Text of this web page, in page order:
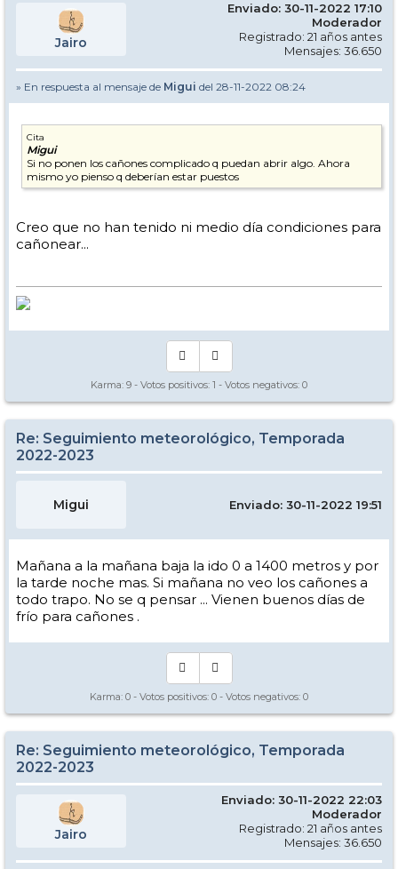
Jairo
Enviado: 30-11-2022 17:10
Moderador
Registrado: 21 años antes
Mensajes: 36.650
» En respuesta al mensaje de Migui del 28-11-2022 08:24
Cita
Migui
Si no ponen los cañones complicado q puedan abrir algo. Ahora
mismo yo pienso q deberían estar puestos
Creo que no han tenido ni medio día condiciones para
cañonear...
Karma: 9 - Votos positivos: 1 - Votos negativos: 0
Re: Seguimiento meteorológico, Temporada
2022-2023
Migui Enviado: 30-11-2022 19:51
Mañana a la mañana baja la ido 0 a 1400 metros y por
la tarde noche mas. Si mañana no veo los cañones a
todo trapo. No se q pensar ... Vienen buenos días de
frío para cañones .
Karma: 0 - Votos positivos: 0 - Votos negativos: 0
Re: Seguimiento meteorológico, Temporada
2022-2023
Jairo
Enviado: 30-11-2022 22:03
Moderador
Registrado: 21 años antes
Mensajes: 36.650